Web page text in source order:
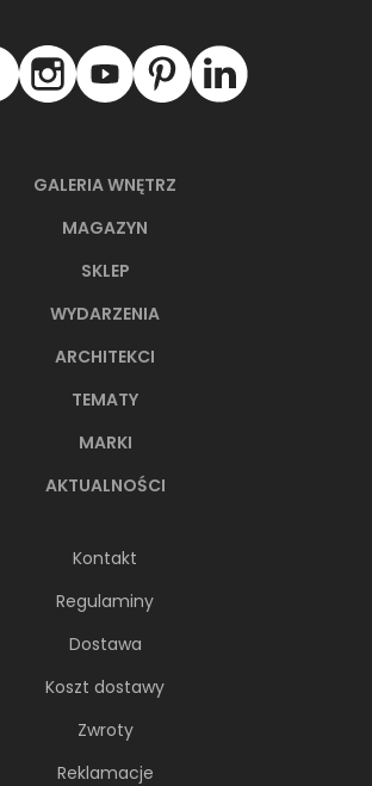
GALERIA WNĘTRZ
MAGAZYN
SKLEP
WYDARZENIA
ARCHITEKCI
TEMATY
MARKI
AKTUALNOŚCI
Kontakt
Regulaminy
Dostawa
Koszt dostawy
Zwroty
Reklamacje